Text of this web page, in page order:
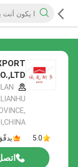
CHINA,الصين
5.0